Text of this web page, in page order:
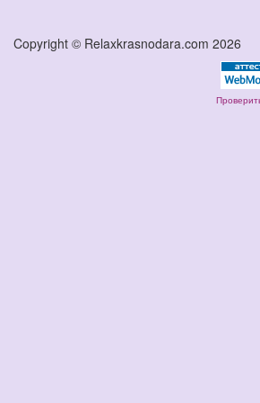
Copyright © Relaxkrasnodara.com 2026